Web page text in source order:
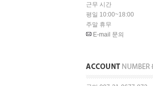
근무 시간
평일 10:00~18:00
주말 휴무
E-mail 문의